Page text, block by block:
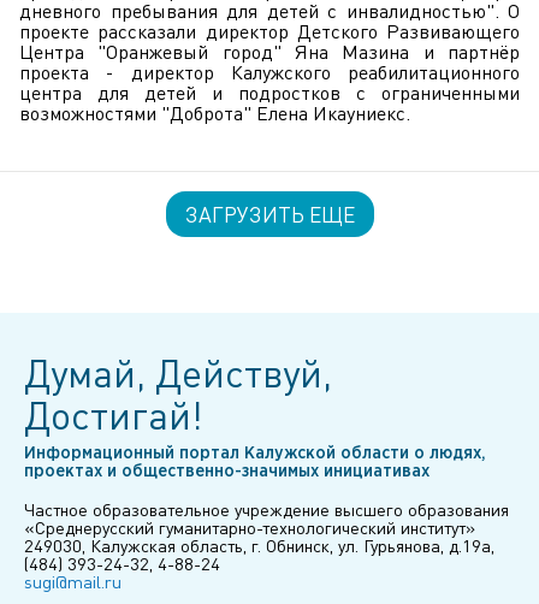
дневного пребывания для детей с инвалидностью". О
проекте рассказали директор Детского Развивающего
Центра "Оранжевый город" Яна Мазина и партнёр
проекта - директор Калужского реабилитационного
центра для детей и подростков с ограниченными
возможностями "Доброта" Елена Икауниекс.
ЗАГРУЗИТЬ ЕЩЕ
Думай, Действуй,
Достигай!
Информационный портал Калужской области о людях,
проектах и общественно-значимых инициативах
Частное образовательное учреждение высшего образования
«Среднерусский гуманитарно-технологический институт»
249030, Калужская область, г. Обнинск, ул. Гурьянова, д.19а,
(484) 393-24-32, 4-88-24
sugi@mail.ru